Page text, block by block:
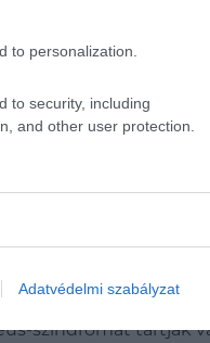
to personalization.
to security, including
and other user protection.
Adatvédelmi szabályzat
tekintet is, amelyben
abban hitt, hogy
anyai
szindrómát tartják